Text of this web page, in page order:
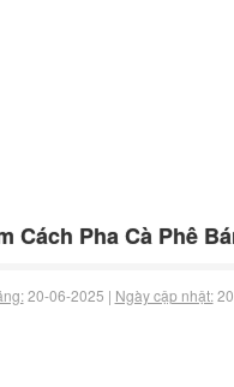
Cách Pha Cà Phê
20-06-2025 | Ngày cập nhật: